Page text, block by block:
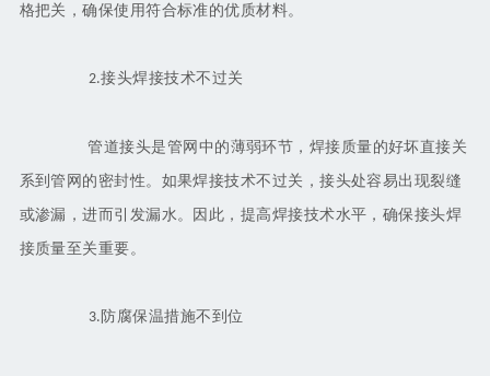
格把关，确保使用符合标准的优质材料。
2.接头焊接技术不过关
管道接头是管网中的薄弱环节，焊接质量的好坏直接关
系到管网的密封性。如果焊接技术不过关，接头处容易出现裂缝
或渗漏，进而引发漏水。因此，提高焊接技术水平，确保接头焊
接质量至关重要。
3. 防腐保温措施不到位